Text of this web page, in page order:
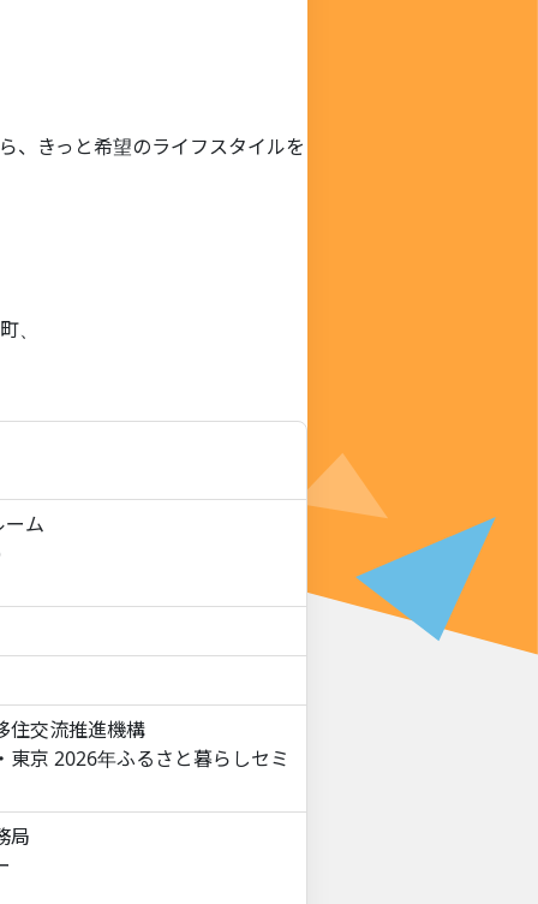
、きっと希望のライフスタイルを
、
ム
住交流推進機構
京 2026年ふるさと暮らしセミ
局